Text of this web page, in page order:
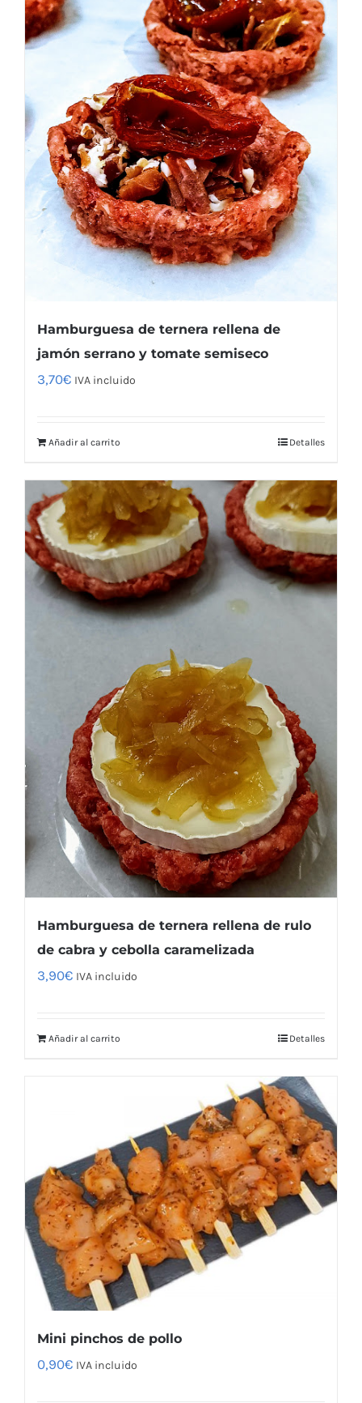
Hamburguesa de ternera rellena de
jamón serrano y tomate semiseco
3,70€ IVA incluido
Añadir al carrito Detalles
Hamburguesa de ternera rellena de rulo
de cabra y cebolla caramelizada
3,90€ IVA incluido
Añadir al carrito Detalles
Mini pinchos de pollo
0,90€ IVA incluido